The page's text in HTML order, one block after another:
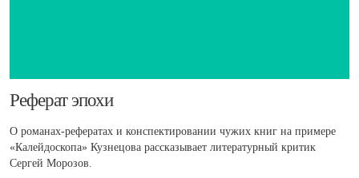
​Реферат эпохи
О романах-рефератах и конспектировании чужих книг на примере
«Калейдоскопа» Кузнецова рассказывает литературный критик
Сергей Морозов.